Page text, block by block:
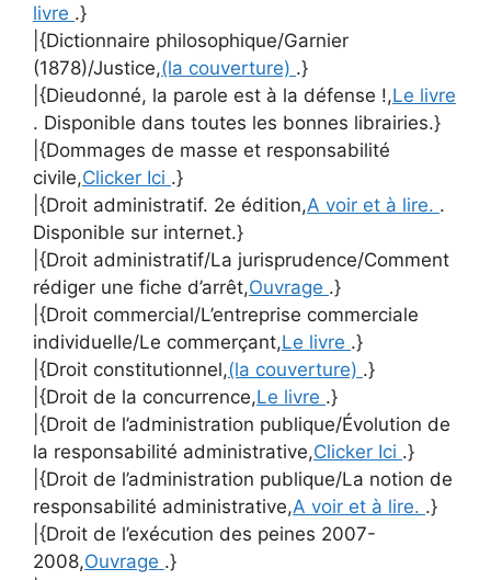
livre .}
|{Dictionnaire philosophique/Garnier
(1878)/Justice,(la couverture) .}
|{Dieudonné, la parole est à la défense !,Le livre
. Disponible dans toutes les bonnes librairies.}
|{Dommages de masse et responsabilité
civile,Clicker Ici .}
|{Droit administratif. 2e édition,A voir et à lire. .
Disponible sur internet.}
|{Droit administratif/La jurisprudence/Comment
rédiger une fiche d’arrêt,Ouvrage .}
|{Droit commercial/L’entreprise commerciale
individuelle/Le commerçant,Le livre .}
|{Droit constitutionnel,(la couverture) .}
|{Droit de la concurrence,Le livre .}
|{Droit de l’administration publique/Évolution de
la responsabilité administrative,Clicker Ici .}
|{Droit de l’administration publique/La notion de
responsabilité administrative,A voir et à lire. .}
|{Droit de l’exécution des peines 2007-
2008,Ouvrage .}